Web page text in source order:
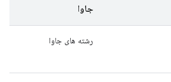
جاوا
رشته های جاوا